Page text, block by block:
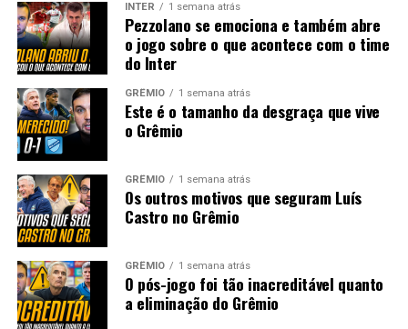
INTER 1 semana atrás
Pezzolano se emociona e também abre
o jogo sobre o que acontece com o time
do Inter
GRÊMIO 1 semana atrás
Este é o tamanho da desgraça que vive
o Grêmio
GRÊMIO 1 semana atrás
Os outros motivos que seguram Luís
Castro no Grêmio
GRÊMIO 1 semana atrás
O pós-jogo foi tão inacreditável quanto
a eliminação do Grêmio